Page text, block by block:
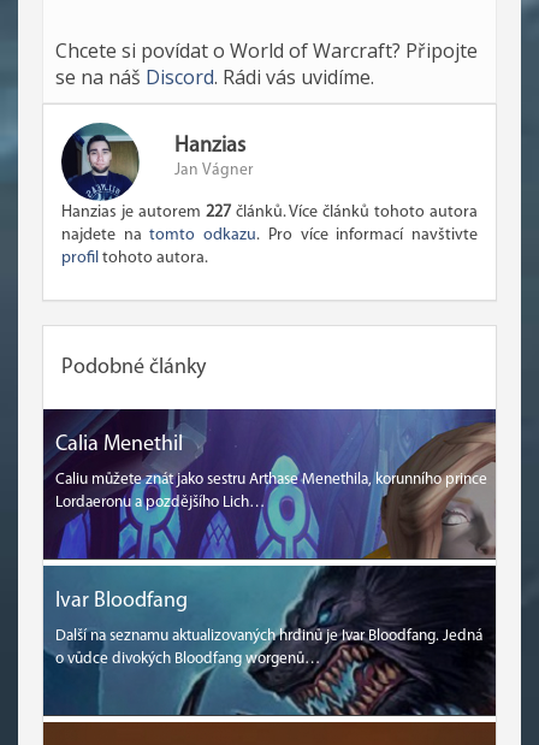
Chcete si povídat o World of Warcraft? Připojte
se na náš Discord. Rádi vás uvidíme.
Hanzias
Jan Vágner
Hanzias je autorem 227článků. Více článků tohoto autora
najdete natomto odkazu. Pro více informací navštivte
profil tohoto autora.
Podobné články
Calia Menethil
Caliu můžete znát jako sestru Arthase Menethila, korunního prince
Lordaeronu a pozdějšího Lich…
Ivar Bloodfang
Další na seznamu aktualizovaných hrdinů je Ivar Bloodfang. Jedná
o vůdce divokých Bloodfang worgenů…